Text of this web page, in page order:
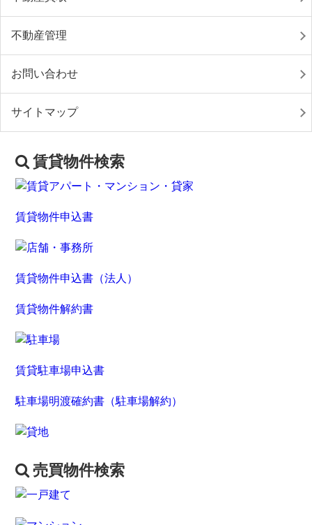
不動産管理
お問い合わせ
サイトマップ
賃貸物件検索
賃貸物件申込書
賃貸物件申込書（法人）
賃貸物件解約書
賃貸駐車場申込書
駐車場明渡確約書（駐車場解約）
売買物件検索